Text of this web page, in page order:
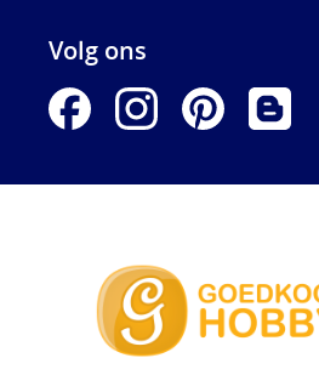
Volg ons